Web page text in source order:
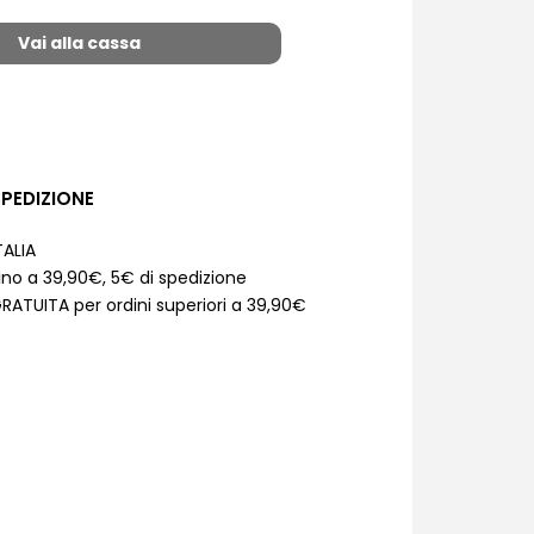
Vai alla cassa
a 39,90€, 5€ di spedizione
per ordini superiori a 39,90€